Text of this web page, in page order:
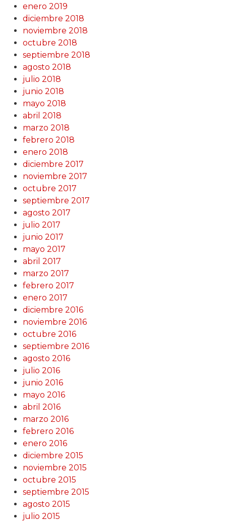
enero 2019
diciembre 2018
noviembre 2018
octubre 2018
septiembre 2018
agosto 2018
julio 2018
junio 2018
mayo 2018
abril 2018
marzo 2018
febrero 2018
enero 2018
diciembre 2017
noviembre 2017
octubre 2017
septiembre 2017
agosto 2017
julio 2017
junio 2017
mayo 2017
abril 2017
marzo 2017
febrero 2017
enero 2017
diciembre 2016
noviembre 2016
octubre 2016
septiembre 2016
agosto 2016
julio 2016
junio 2016
mayo 2016
abril 2016
marzo 2016
febrero 2016
enero 2016
diciembre 2015
noviembre 2015
octubre 2015
septiembre 2015
agosto 2015
julio 2015